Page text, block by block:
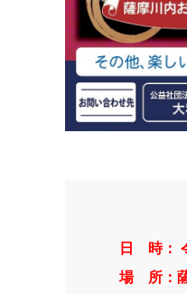
日 時：
場 所：